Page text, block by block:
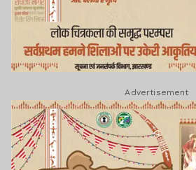
Advertisement